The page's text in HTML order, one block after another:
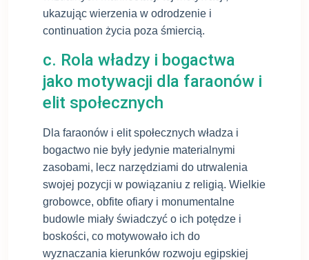
ukazując wierzenia w odrodzenie i
continuation życia poza śmiercią.
c. Rola władzy i bogactwa
jako motywacji dla faraonów i
elit społecznych
Dla faraonów i elit społecznych władza i
bogactwo nie były jedynie materialnymi
zasobami, lecz narzędziami do utrwalenia
swojej pozycji w powiązaniu z religią. Wielkie
grobowce, obfite ofiary i monumentalne
budowle miały świadczyć o ich potędze i
boskości, co motywowało ich do
wyznaczania kierunków rozwoju egipskiej